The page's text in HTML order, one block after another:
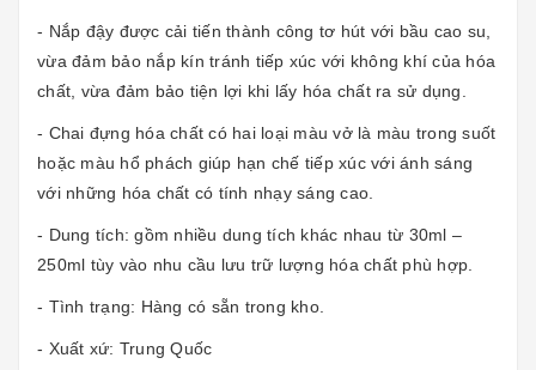
- Nắp đậy được cải tiến thành công tơ hút với bầu cao su,
vừa đảm bảo nắp kín tránh tiếp xúc với không khí của hóa
chất, vừa đảm bảo tiện lợi khi lấy hóa chất ra sử dụng.
- Chai đựng hóa chất có hai loại màu vở là màu trong suốt
hoặc màu hổ phách giúp hạn chế tiếp xúc với ánh sáng
với những hóa chất có tính nhạy sáng cao.
- Dung tích: gồm nhiều dung tích khác nhau từ 30ml –
250ml tùy vào nhu cầu lưu trữ lượng hóa chất phù hợp.
- Tình trạng: Hàng có sẵn trong kho.
- Xuất xứ: Trung Quốc